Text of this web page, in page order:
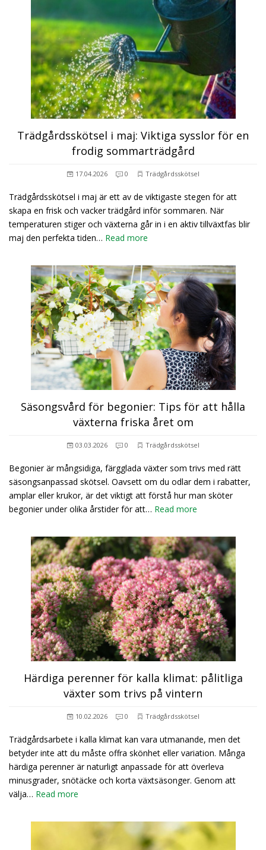
Trädgårdsskötsel i maj: Viktiga sysslor för en
frodig sommarträdgård
17.04.2026 0 Trädgårdsskötsel
Trädgårdsskötsel i maj är ett av de viktigaste stegen för att
skapa en frisk och vacker trädgård inför sommaren. När
temperaturen stiger och växterna går in i en aktiv tillväxtfas blir
maj den perfekta tiden… Read more
Säsongsvård för begonier: Tips för att hålla
växterna friska året om
03.03.2026 0 Trädgårdsskötsel
Begonier är mångsidiga, färgglada växter som trivs med rätt
säsongsanpassad skötsel. Oavsett om du odlar dem i rabatter,
amplar eller krukor, är det viktigt att förstå hur man sköter
begonier under olika årstider för att… Read more
Härdiga perenner för kalla klimat: pålitliga
växter som trivs på vintern
10.02.2026 0 Trädgårdsskötsel
Trädgårdsarbete i kalla klimat kan vara utmanande, men det
betyder inte att du måste offra skönhet eller variation. Många
härdiga perenner är naturligt anpassade för att överleva
minusgrader, snötäcke och korta växtsäsonger. Genom att
välja… Read more